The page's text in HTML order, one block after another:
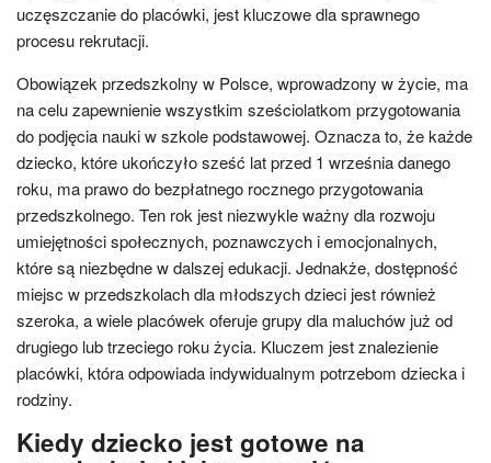
uczęszczanie do placówki, jest kluczowe dla sprawnego
procesu rekrutacji.
Obowiązek przedszkolny w Polsce, wprowadzony w życie, ma
na celu zapewnienie wszystkim sześciolatkom przygotowania
do podjęcia nauki w szkole podstawowej. Oznacza to, że każde
dziecko, które ukończyło sześć lat przed 1 września danego
roku, ma prawo do bezpłatnego rocznego przygotowania
przedszkolnego. Ten rok jest niezwykle ważny dla rozwoju
umiejętności społecznych, poznawczych i emocjonalnych,
które są niezbędne w dalszej edukacji. Jednakże, dostępność
miejsc w przedszkolach dla młodszych dzieci jest również
szeroka, a wiele placówek oferuje grupy dla maluchów już od
drugiego lub trzeciego roku życia. Kluczem jest znalezienie
placówki, która odpowiada indywidualnym potrzebom dziecka i
rodziny.
Kiedy dziecko jest gotowe na